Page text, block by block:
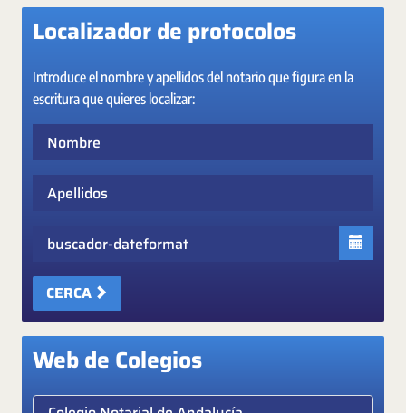
Localizador de protocolos
Introduce el nombre y apellidos del notario que figura en la
escritura que quieres localizar:
CERCA
Web de Colegios
Elige colegio notarial